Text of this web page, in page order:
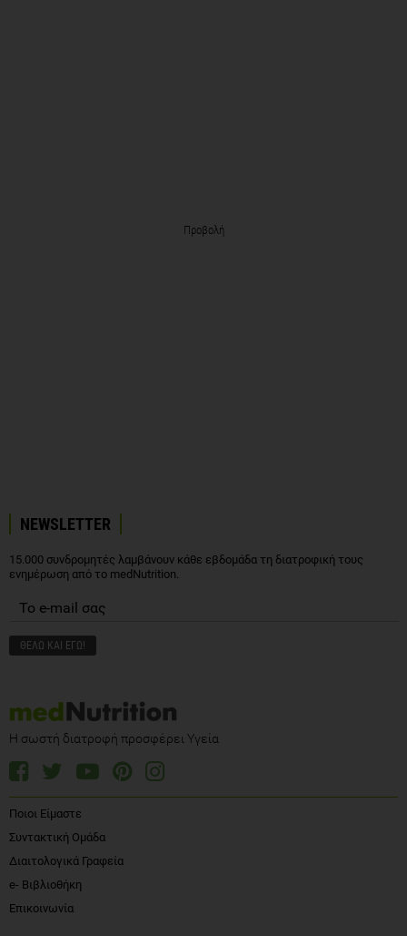
Προβολή
NEWSLETTER
15.000 συνδρομητές λαμβάνουν κάθε εβδομάδα τη διατροφική τους
ενημέρωση από το medNutrition.
Η σωστή διατροφή προσφέρει Υγεία
Ποιοι Είμαστε
Συντακτική Ομάδα
Διαιτολογικά Γραφεία
e- Βιβλιοθήκη
Επικοινωνία